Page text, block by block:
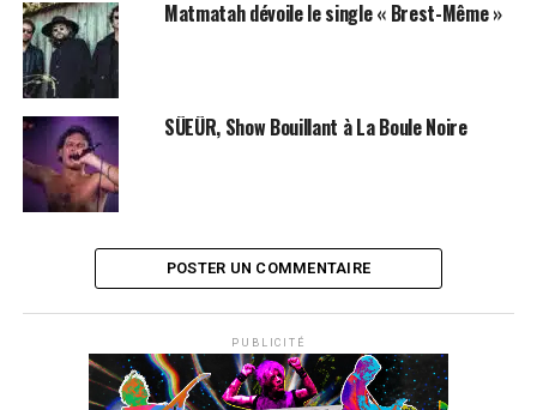
Matmatah dévoile le single « Brest-Même »
SÜEÜR, Show Bouillant à La Boule Noire
POSTER UN COMMENTAIRE
PUBLICITÉ